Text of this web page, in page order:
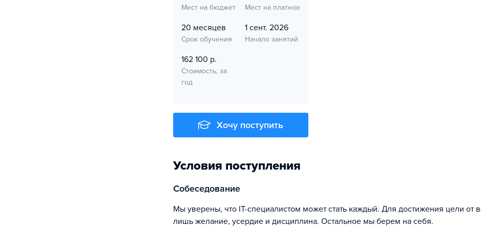
Мест на бюджет Мест на платное
20 месяцев
Срок обучения
1 сент. 2026
Начало занятий
162 100 р.
Стоимость, за
год
Хочу поступить
Условия поступления
собеседование
Мы уверены, что IT-специалистом может стать каждый. Для достижения цели от вас нужны
лишь желание, усердие и дисциплина. Остальное мы берем на себя.